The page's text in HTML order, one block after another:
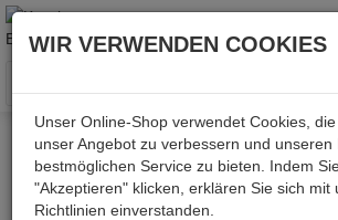
Menü
Weiter einkaufen Kessler electronic
USBA-BB-BB
WIR VERWENDEN COOKIES
Unser Online-Shop verwendet Cookies, die
unser Angebot zu verbessern und unseren
bestmöglichen Service zu bieten. Indem
"Akzeptieren" klicken, erklären Sie sich mit
Richtlinien einverstanden.